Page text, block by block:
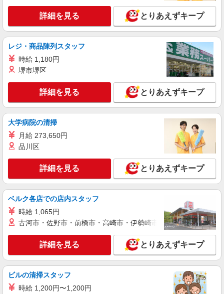
株式会社日本パーソナルビジネス北海道支店【HK1_4】
ドコモショップ琴似店ショップスタッフ
【時給】 初日から時給1300円スタート◎ 【月
収例】 月収24万5050円 ＝時給1300円×8h×22日＋
残(10h) ●交通費支給(規定有) ●残業手当（時給
給休暇/昇給制度 時間外手当/制服貸与/携帯電話割
引 無料の健康診断/介護・育児休暇など充実★
●ドコモショップ琴似店(札幌市西区)
詳細を見る
株式会社日本パーソナルビジネス北海道支店【HK1_285】
量販店でのスマホ販売接客スタッフ
【時給】 初日から時給1300円スタート◎ 【月
収例】 月収24万5050円 ＝時給1300円×8h×22日＋
給休暇/昇給制度 時間外手当/制服貸与/携帯電話割
引 無料の健康診断/介護・育児休暇など充実★
大手家電量販店 スマホコーナー(北海道札幌
市西区)
キープ 詳細を見る
派遣社員
株式会社日本パーソナルビジネス北海道支店【HK1_300】
量販店スマホ販売スタッフ
【時給】 初日から時給1300円スタート◎ 【月
収例】 月収24万5050円 ＝時給1300円×8h×22日＋
残(10h) ●交通費支給(規定有) ●残業手当（時給
×1.25） ●各種手当支給 各種社会保険完備/年次有
給休暇/昇給制度 時間外手当/制服貸与/携帯電話割
引 無料の健康診断/介護・育児休暇など充実★
量販店ソフトバンクコーナー(北海道札幌市西
区)
キープ 詳細を見る
詳細を見る とりあえずキープ
レジ・商品陳列スタッフ
時給 1,180円
堺市堺区
詳細を見る とりあえずキープ
大学病院の清掃
月給 273,650円
品川区
詳細を見る とりあえずキープ
ベルク各店での店内スタッフ
時給 1,065円
古河市・佐野市・前橋市・高崎市・伊勢崎市・太田市・館林市
詳細を見る とりあえずキープ
ビルの清掃スタッフ
時給 1,200円〜1,200円